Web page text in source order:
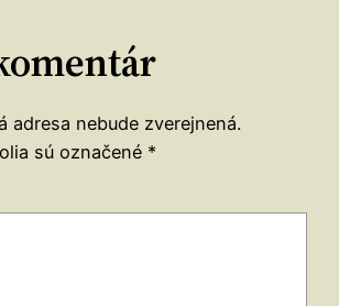
adresa nebude zverejnená.
sú označené *